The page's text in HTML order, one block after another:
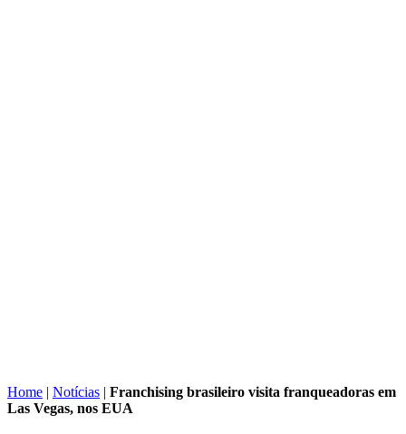
Home | Notícias | Franchising brasileiro visita franqueadoras em
Las Vegas, nos EUA